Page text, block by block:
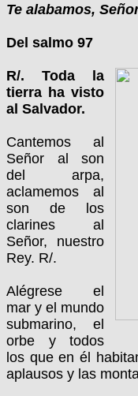
Te alabamos,
Del salmo 97
R/. Toda la
tierra ha visto
al Salvador.
Cantemos al
Señor al son
del arpa,
aclamemos al
son de los
clarines al
Señor, nuestro
Rey. R/.
Alégrese el
mar y el mundo
submarino, el
orbe y todos
los que en él
aplausos y las